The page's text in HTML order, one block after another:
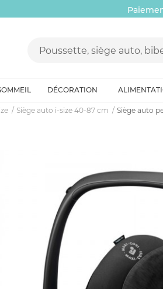
DÉCORATION
Siège auto i-size 40-87 cm Siège auto